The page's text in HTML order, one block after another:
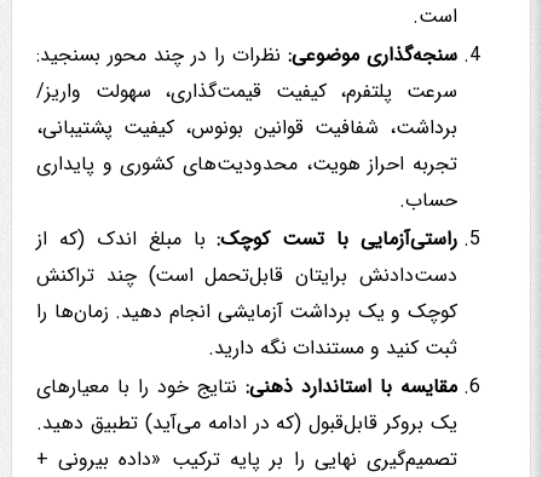
است.
سنجه‌گذاری موضوعی:نظرات را در چند محور بسنجید:
سرعت پلتفرم، کیفیت قیمت‌گذاری، سهولت واریز/
برداشت، شفافیت قوانین بونوس، کیفیت پشتیبانی،
تجربه احراز هویت، محدودیت‌های کشوری و پایداری
حساب.
راستی‌آزمایی با تست کوچک:با مبلغ اندک (که از
دست‌دادنش برایتان قابل‌تحمل است) چند تراکنش
کوچک و یک برداشت آزمایشی انجام دهید. زمان‌ها را
ثبت کنید و مستندات نگه دارید.
مقایسه با استاندارد ذهنی:نتایج خود را با معیارهای
یک بروکر قابل‌قبول (که در ادامه می‌آید) تطبیق دهید.
تصمیم‌گیری نهایی را بر پایه ترکیب «داده بیرونی +